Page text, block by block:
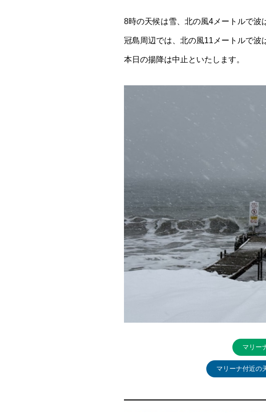
8時の天候は雪、北の風4メートルで
冠島周辺では、北の風11メートルで波
本日の揚降は中止といたします。
マリー
マリーナ付近の